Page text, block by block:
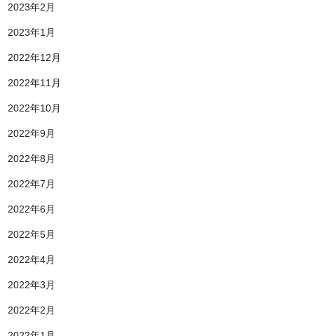
2023年2月
2023年1月
2022年12月
2022年11月
2022年10月
2022年9月
2022年8月
2022年7月
2022年6月
2022年5月
2022年4月
2022年3月
2022年2月